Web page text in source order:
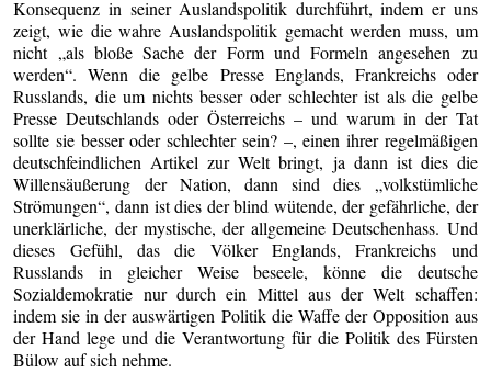
Konsequenz in seiner Auslandspolitik durchführt, indem er uns
zeigt, wie die wahre Auslandspolitik gemacht werden muss, um
nicht „als bloße Sache der Form und Formeln angesehen zu
werden“. Wenn die gelbe Presse Englands, Frankreichs oder
Russlands, die um nichts besser oder schlechter ist als die gelbe
Presse Deutschlands oder Österreichs – und warum in der Tat
sollte sie besser oder schlechter sein? –, einen ihrer regelmäßigen
deutschfeindlichen Artikel zur Welt bringt, ja dann ist dies die
Willensäußerung der Nation, dann sind dies „volkstümliche
Strömungen“, dann ist dies der blind wütende, der gefährliche, der
unerklärliche, der mystische, der allgemeine Deutschenhass. Und
dieses Gefühl, das die Völker Englands, Frankreichs und
Russlands in gleicher Weise beseele, könne die deutsche
Sozialdemokratie nur durch ein Mittel aus der Welt schaffen:
indem sie in der auswärtigen Politik die Waffe der Opposition aus
der Hand lege und die Verantwortung für die Politik des Fürsten
Bülow auf sich nehme.